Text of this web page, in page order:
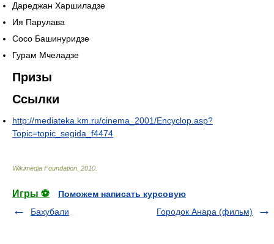
Дареджан Харшиладзе
Ия Парулава
Сосо Башинуридзе
Гурам Мчеладзе
Призы
Ссылки
http://mediateka.km.ru/cinema_2001/Encyclop.asp?
Topic=topic_segida_f4474
Wikimedia Foundation 2010
Игры ⚽
Поможем написать курсовую
Бахубали
Городок Анара (фильм)